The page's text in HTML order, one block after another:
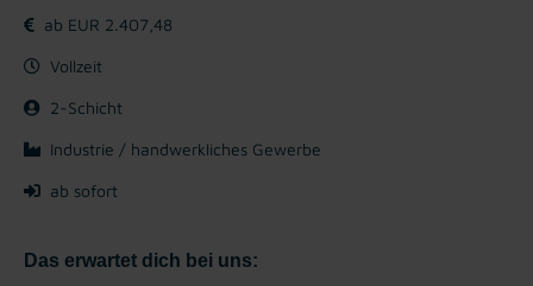
ab EUR 2.407,48
Vollzeit
2-Schicht
Industrie / handwerkliches Gewerbe
ab sofort
Das erwartet dich bei uns: